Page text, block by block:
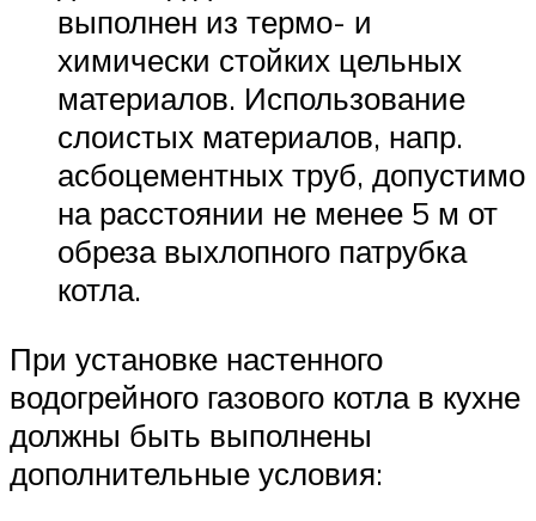
выполнен из термо- и
химически стойких цельных
материалов. Использование
слоистых материалов, напр.
асбоцементных труб, допустимо
на расстоянии не менее 5 м от
обреза выхлопного патрубка
котла.
При установке настенного
водогрейного газового котла в кухне
должны быть выполнены
дополнительные условия: